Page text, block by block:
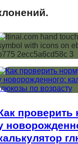
проверить